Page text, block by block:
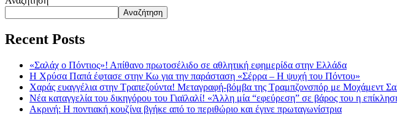
Αναζήτηση
Recent Posts
«Σαλάχ ο Πόντιος»! Απίθανο πρωτοσέλιδο σε αθλητική εφημερίδα στην Ελλάδα
Η Χρύσα Παπά έφτασε στην Κω για την παράσταση «Σέρρα – Η ψυχή του Πόντου»
Χαράς ευαγγέλια στην Τραπεζούντα! Μεταγραφή-βόμβα της Τραμπζονσπόρ με Μοχάμεντ
Νέα καταγγελία του δικηγόρου του Γιαϊλαλί! «Άλλη μία “εφεύρεση” σε βάρος του η
Ακρινή: Η ποντιακή κουζίνα βγήκε από το περιθώριο και έγινε πρωταγωνίστρια